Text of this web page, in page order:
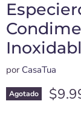
por CasaTua
Agotado